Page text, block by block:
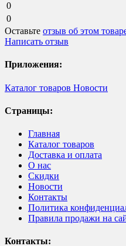
0
0
Оставьте отзыв об этом
Написать отзыв
Приложения:
Каталог товаров Новости
Страницы:
Главная
Каталог товаров
Доставка и оплата
О нас
Скидки
Новости
Контакты
Политика
Правила продажи на
Контакты: